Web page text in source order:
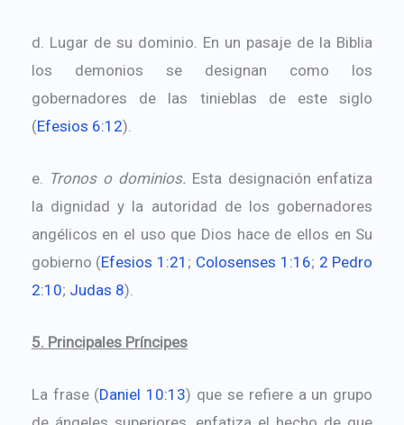
d. Lugar de su dominio. En un pasaje de la Biblia
los demonios se designan como los
gobernadores de las tinieblas de este siglo
(Efesios 6:12).
e. Tronos o dominios. Esta designación enfatiza
la dignidad y la autoridad de los gobernadores
angélicos en el uso que Dios hace de ellos en Su
gobierno (Efesios 1:21 ; Colosenses 1:16; 2 Pedro
2:10; Judas 8).
5. Principales Príncipes
La frase (Daniel 10:13) que se refiere a un grupo